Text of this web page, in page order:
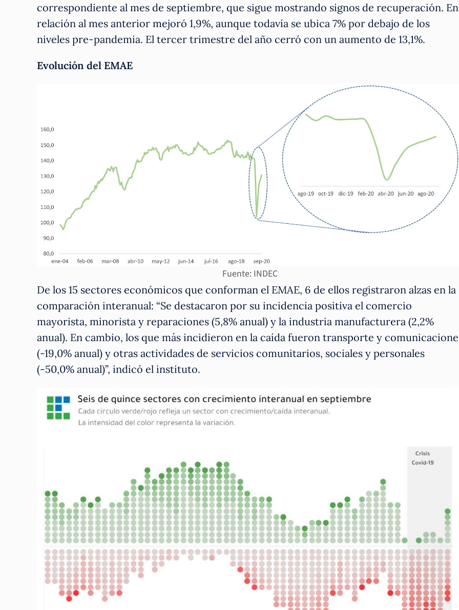
correspondiente al mes de septiembre, que sigue mostrando signos de recuperación. En
relación al mes anterior mejoró 1,9%, aunque todavía se ubica 7% por debajo de los
niveles pre-pandemia. El tercer trimestre del año cerró con un aumento de 13,1%.
Evolución del EMAE
Fuente: INDEC
De los 15 sectores económicos que conforman el EMAE, 6 de ellos registraron alzas en la
comparación interanual: “Se destacaron por su incidencia positiva el comercio
mayorista, minorista y reparaciones (5,8% anual) y la industria manufacturera (2,2%
anual). En cambio, los que más incidieron en la caída fueron transporte y
(-19,0% anual) y otras actividades de servicios comunitarios, sociales y personales
(-50,0% anual)”, indicó el instituto.